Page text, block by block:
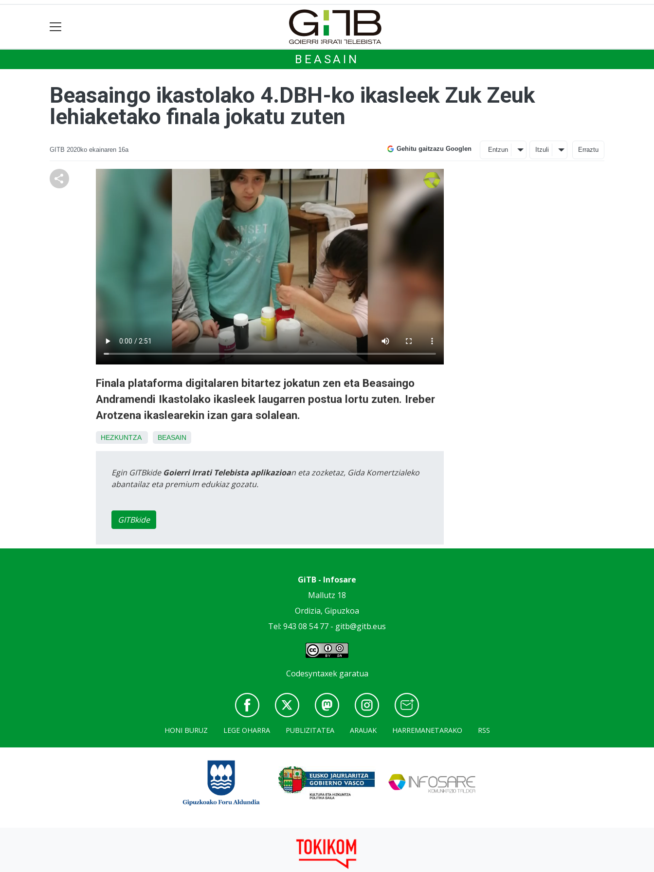
BEASAIN
Beasaingo ikastolako 4.DBH-ko ikasleek Zuk Zeuk
lehiaketako finala jokatu zuten
GITB 2020ko ekainaren 16a Gehitu gaitzazu Googlen Entzun Itzuli Erraztu
Finala plataforma digitalaren bitartez jokatun zen eta Beasaingo
Andramendi Ikastolako ikasleek laugarren postua lortu zuten. Ireber
Arotzena ikaslearekin izan gara solalean.
HEZKUNTZA BEASAIN
Egin GITBkide Goierri Irrati Telebista aplikazioan eta zozketaz, Gida Komertzialeko
abantailaz eta premium edukiaz gozatu.
GITBkide
GiTB - Infosare
Mallutz 18
Ordizia, Gipuzkoa
Tel: 943 08 54 77 - gitb@gitb.eus
Codesyntaxek garatua
HONI BURUZ LEGE OHARRA PUBLIZITATEA ARAUAK HARREMANETARAKO RSS